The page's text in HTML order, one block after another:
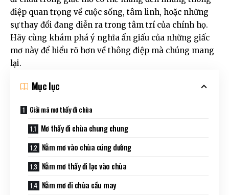
điệp quan trọng về cuộc sống, tâm linh, hoặc những
sự thay đổi đang diễn ra trong tâm trí của chính họ.
Hãy cùng khám phá ý nghĩa ẩn giấu của những giấc
mơ này để hiểu rõ hơn về thông điệp mà chúng mang
lại.
Mục lục
Giải mã mơ thấy đi chùa
Mơ thấy đi chùa chung chung
Nằm mơ vào chùa cúng dường
Nằm mơ thấy đi lạc vào chùa
Nằm mơ đi chùa cầu may